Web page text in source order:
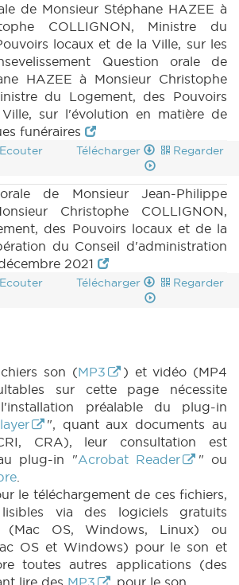
de Monsieur Stéphane HAZEE à
COLLIGNON, Ministre du
locaux et de la Ville, sur les
Question orale de
HAZEE à Monsieur Christophe
du Logement, des Pouvoirs
sur l'évolution en matière de
funéraires
Ecouter Télécharger Regarder
de Monsieur Jean-Philippe
Christophe COLLIGNON,
des Pouvoirs locaux et de la
du Conseil d'administration
2021
Ecouter Télécharger Regarder
son (MP3
) et vidéo (MP4
sur cette page nécessite
l'installation préalable du plug-in
", quant aux documents au
CRA), leur consultation est
plug-in "Acrobat Reader
" ou
.
le téléchargement de ces fichiers,
via des logiciels gratuits
(Mac OS, Windows, Linux) ou
OS et Windows) pour le son et
toutes autres applications (des